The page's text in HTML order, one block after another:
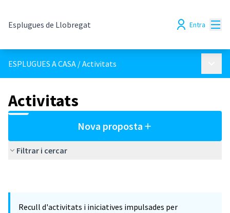
Esplugues de Llobregat Entra
ESPLUGUES A CASA /Activitats
Activitats
Nova proposta
Filtrar i cercar
Recull d'activitats i iniciatives impulsades per